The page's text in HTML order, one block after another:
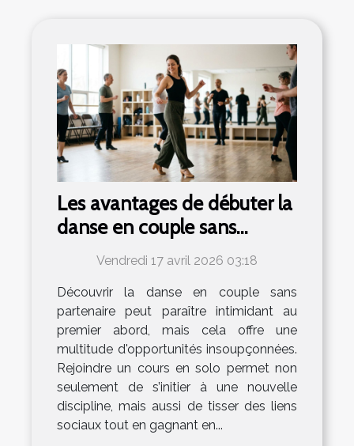
Les avantages de débuter la
danse en couple sans
partenaire
Vendredi 17 avril 2026 03:18
Découvrir la danse en couple sans
partenaire peut paraître intimidant au
premier abord, mais cela offre une
multitude d'opportunités insoupçonnées.
Rejoindre un cours en solo permet non
seulement de s’initier à une nouvelle
discipline, mais aussi de tisser des liens
sociaux tout en gagnant en...